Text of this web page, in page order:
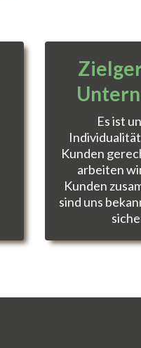
Es ist
Kunden
arbeiten
Kunden
sind uns